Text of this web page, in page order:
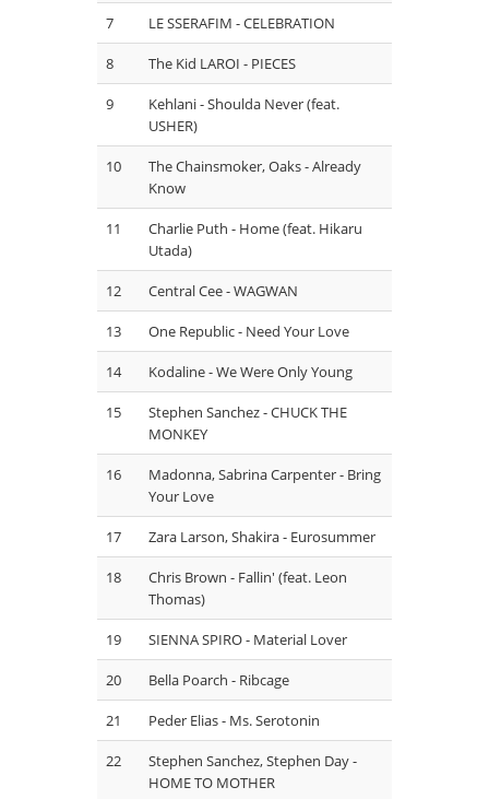
7 LE SSERAFIM - CELEBRATION
8 The Kid LAROI - PIECES
9
Kehlani - Shoulda Never (feat.
USHER)
10
The Chainsmoker, Oaks - Already
Know
11
Charlie Puth - Home (feat. Hikaru
Utada)
12 Central Cee - WAGWAN
13 One Republic - Need Your Love
14 Kodaline - We Were Only Young
15
Stephen Sanchez - CHUCK THE
MONKEY
16
Madonna, Sabrina Carpenter - Bring
Your Love
17 Zara Larson, Shakira - Eurosummer
18
Chris Brown - Fallin' (feat. Leon
Thomas)
19 SIENNA SPIRO - Material Lover
20 Bella Poarch - Ribcage
21 Peder Elias - Ms. Serotonin
22
Stephen Sanchez, Stephen Day -
HOME TO MOTHER